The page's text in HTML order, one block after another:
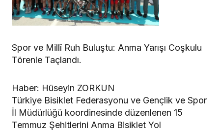
Spor ve Millî Ruh Buluştu: Anma Yarışı Coşkulu
Törenle Taçlandı.
Haber: Hüseyin ZORKUN
Türkiye Bisiklet Federasyonu ve Gençlik ve Spor
İl Müdürlüğü koordinesinde düzenlenen 15
Temmuz Şehitlerini Anma Bisiklet Yol